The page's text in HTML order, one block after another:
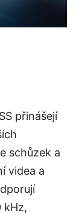
přinášejí
schůzek a
videa a
kHz,